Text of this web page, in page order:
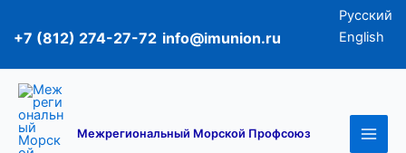
+7 (812) 274-27-72 info@imunion.ru
Русский
English
Межрегиональный Морской Профсоюз